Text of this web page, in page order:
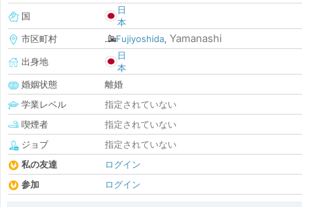
国
日
本
市区町村
Fujiyoshida, Yamanashi
出身地
日
本
婚姻状態
離婚
学業レベル
指定されていない
喫煙者
指定されていない
ジョブ
指定されていない
私の友達
ログイン
参加
ログイン